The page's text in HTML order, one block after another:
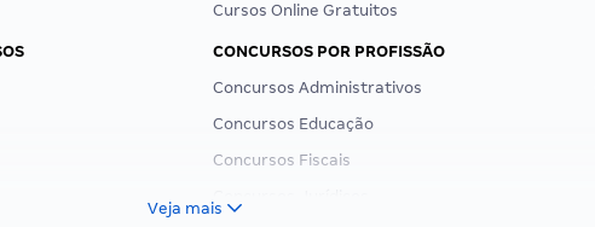
Cursos Online Gratuitos
CONCURSOS POR PROFISSÃO
Concursos Administrativos
Concursos Educação
Concursos Fiscais
Veja mais